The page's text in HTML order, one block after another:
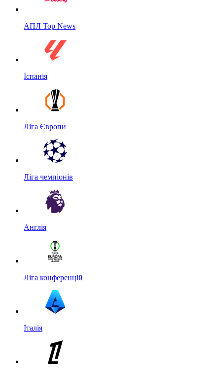
АПЛ Top News
Іспанія
Ліга Європи
Ліга чемпіонів
Англія
Ліга конференцій
Італія